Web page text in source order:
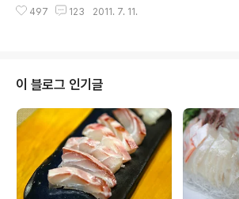
해 알려드리고자 합니다. 사실 전 지금까지 만원이 넘는 찌
사용할 수 있으므로 낚시하러 가셨을 때 낚시점에서 도움
같은 정보를 얻을 수 있을겁니다. 조금 복잡하게 되어 있어
서 햇갈리기 쉬운데요. 일단 스풀에 원줄을 감는 법은 (1)번
과 (2)까지만 하시면 충분합니다. (3)번과 (4)번은 한번 더
매듭을 줘서 결정강도를 높이는거 같은데 안해도 별 문제
없습니다. ^^ 우선 줄 감기에 앞서 원줄을 구입하시고 나면
이렇게 미지..
497 123 2011. 7. 11.
이 블로그 인기글